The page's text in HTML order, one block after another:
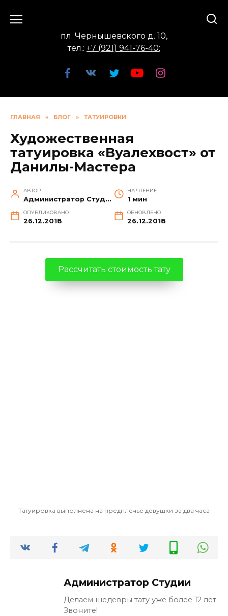
пл. Чернышевского д. 10,
тел.: +7 (921) 941-76-40;
ГЛАВНАЯ » БЛОГ » ТАТУИРОВКИ
Художественная
татуировка «Вуалехвост» от
Данилы-Мастера
АВТОР
Администратор Студии
НА ЧТЕНИЕ
1 мин
ОПУБЛИКОВАНО
26.12.2018
ОБНОВЛЕНО
26.12.2018
Рассчитать стоимость тату
Татуировка выполнена на предплечье девушки за два часа
Администратор Студии
Делаем шедевры тату уже более 12 лет.
Звоните!